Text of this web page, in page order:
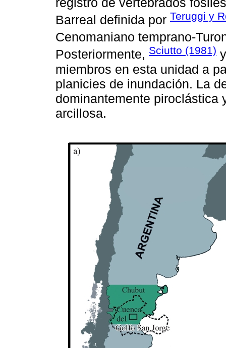
Barreal definida por Teruggi y
Cenomaniano temprano-
Posteriormente, Sciutto (1981)
miembros en esta unidad a
planicies de inundación. La
dominantemente piroclástica
arcillosa.